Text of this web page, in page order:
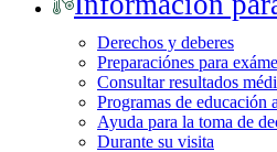
Derechos y deberes
Preparaciónes para
Consultar resultados
Programas de educación
Ayuda para la toma de
Durante su visita